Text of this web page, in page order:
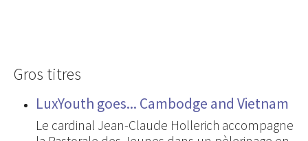
Gros titres
LuxYouth goes... Cambodge and Vietnam
Le cardinal Jean-Claude Hollerich accompagne